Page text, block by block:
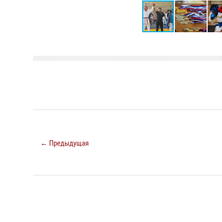
← Предыдущая